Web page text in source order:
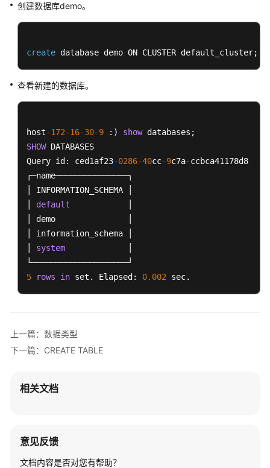
用
CloudTable
CloudTable
选
型
使
用
HBase
Doris
使
用
ClickHouse
ClickHouse
一
体
擎
ClickHouse
创建数据库demo。
create database demo ON CLUSTER default_cluster;
查看新建的数据库。
host-172-16-30-9 :) show
SHOW DATABASES
Query id: ced1af23-0286-40cc-9c7a-ccbca41178d8
┌─name───────────────┐
│ INFORMATION_SCHEMA │
default
│ demo               │
│ information_schema │
system
5
rows in set. Elapsed: 0.002 sec.
上一篇：数据类型
下一篇：CREATE TABLE
相关文档
意见反馈
文档内容是否对您有帮助？